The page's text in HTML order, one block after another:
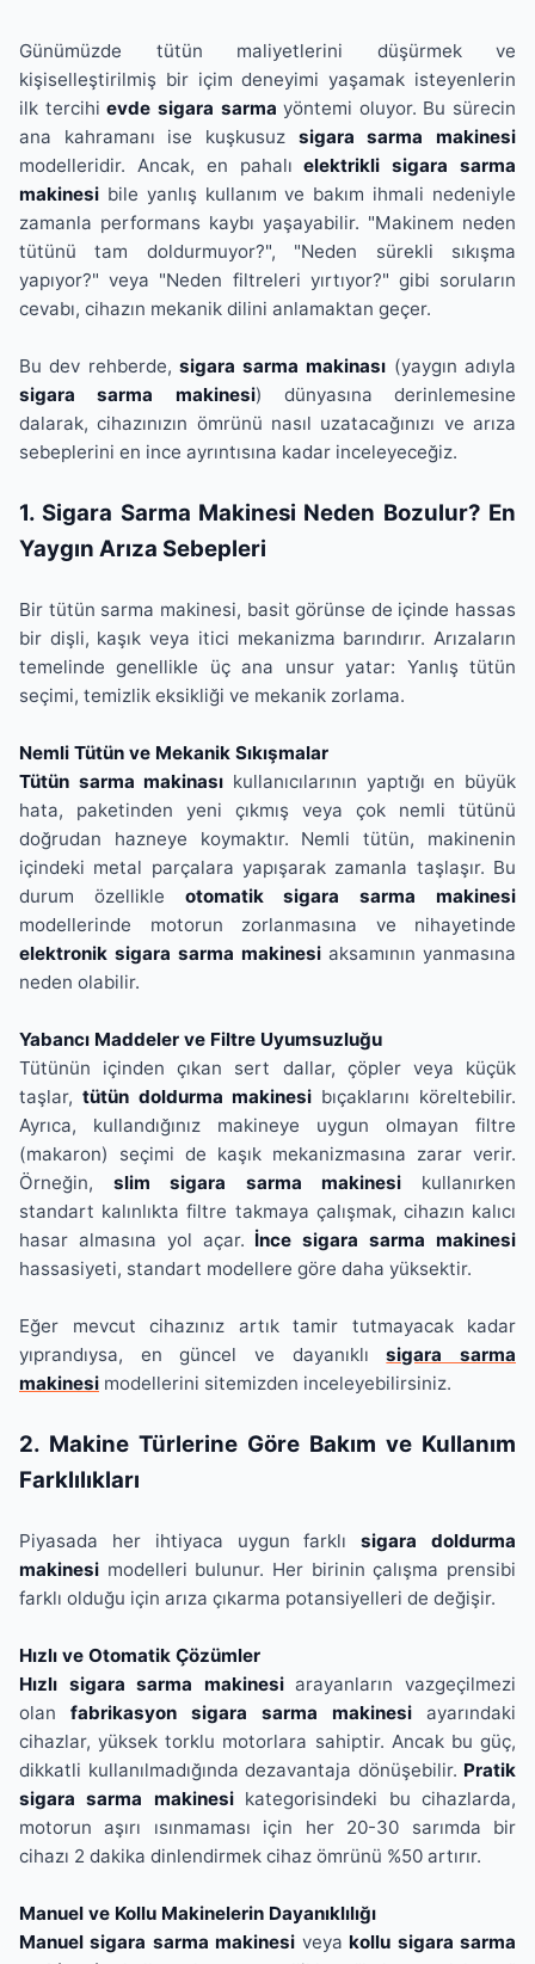
Günümüzde tütün maliyetlerini düşürmek ve
kişiselleştirilmiş bir içim deneyimi yaşamak isteyenlerin
ilk tercihievde sigara sarma yöntemi oluyor. Bu sürecin
ana kahramanı ise kuşkusuz sigara sarma makinesi
modelleridir. Ancak, en pahalıelektrikli sigara sarma
makinesi bile yanlış kullanım ve bakım ihmali nedeniyle
zamanla performans kaybı yaşayabilir. "Makinem neden
tütünü tam doldurmuyor?", "Neden sürekli sıkışma
yapıyor?" veya "Neden filtreleri yırtıyor?" gibi soruların
cevabı, cihazın mekanik dilini anlamaktan geçer.
Bu dev rehberde, sigara sarma makinası (yaygın adıyla
sigara sarma makinesi) dünyasına derinlemesine
dalarak, cihazınızın ömrünü nasıl uzatacağınızı ve arıza
sebeplerini en ince ayrıntısına kadar inceleyeceğiz.
1. Sigara Sarma Makinesi Neden Bozulur? En
Yaygın Arıza Sebepleri
Bir tütün sarma makinesi, basit görünse de içinde hassas
bir dişli, kaşık veya itici mekanizma barındırır. Arızaların
temelinde genellikle üç ana unsur yatar: Yanlış tütün
seçimi, temizlik eksikliği ve mekanik zorlama.
Nemli Tütün ve Mekanik Sıkışmalar
Tütün sarma makinası kullanıcılarının yaptığı en büyük
hata, paketinden yeni çıkmış veya çok nemli tütünü
doğrudan hazneye koymaktır. Nemli tütün, makinenin
içindeki metal parçalara yapışarak zamanla taşlaşır. Bu
durum özellikle otomatik sigara sarma makinesi
modellerinde motorun zorlanmasına ve nihayetinde
elektronik sigara sarma makinesi aksamının yanmasına
neden olabilir.
Yabancı Maddeler ve Filtre Uyumsuzluğu
Tütünün içinden çıkan sert dallar, çöpler veya küçük
taşlar, tütün doldurma makinesi bıçaklarını köreltebilir.
Ayrıca, kullandığınız makineye uygun olmayan filtre
(makaron) seçimi de kaşık mekanizmasına zarar verir.
Örneğin, slim sigara sarma makinesi kullanırken
standart kalınlıkta filtre takmaya çalışmak, cihazın kalıcı
hasar almasına yol açar. İnce sigara sarma makinesi
hassasiyeti, standart modellere göre daha yüksektir.
Eğer mevcut cihazınız artık tamir tutmayacak kadar
yıprandıysa, en güncel ve dayanıklısigara sarma
makinesi modellerini sitemizden inceleyebilirsiniz.
2. Makine Türlerine Göre Bakım ve Kullanım
Farklılıkları
Piyasada her ihtiyaca uygun farklısigara doldurma
makinesi modelleri bulunur. Her birinin çalışma prensibi
farklı olduğu için arıza çıkarma potansiyelleri de değişir.
Hızlı ve Otomatik Çözümler
Hızlı sigara sarma makinesiarayanların vazgeçilmezi
olan fabrikasyon sigara sarma makinesi ayarındaki
cihazlar, yüksek torklu motorlara sahiptir. Ancak bu güç,
dikkatli kullanılmadığında dezavantaja dönüşebilir. Pratik
sigara sarma makinesikategorisindeki bu cihazlarda,
motorun aşırı ısınmaması için her 20-30 sarımda bir
cihazı 2 dakika dinlendirmek cihaz ömrünü %50 artırır.
Manuel ve Kollu Makinelerin Dayanıklılığı
Manuel sigara sarma makinesi veya kollu sigara sarma